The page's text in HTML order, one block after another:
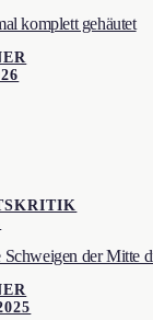
komplett gehäutet
der Mitte